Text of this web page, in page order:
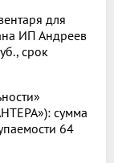
для
ИП Андреев
срок
сумма
64